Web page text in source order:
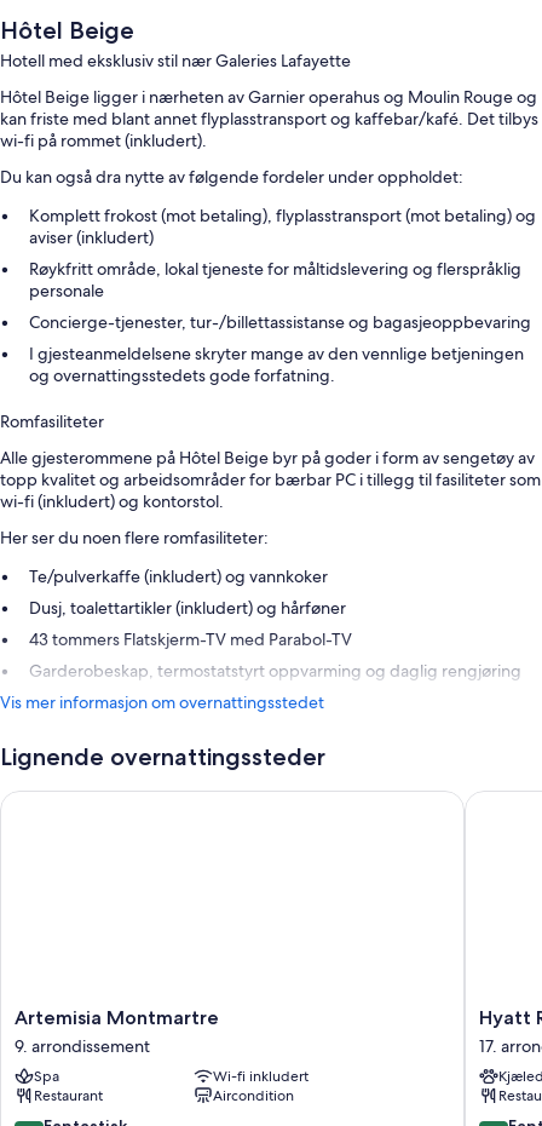
Hôtel Beige
Hotell med eksklusiv stil nær Galeries Lafayette
Hôtel Beige ligger i nærheten av Garnier operahus og Moulin Rouge og
kan friste med blant annet flyplasstransport og kaffebar/kafé. Det tilbys
wi-fi på rommet (inkludert).
Du kan også dra nytte av følgende fordeler under oppholdet:
Komplett frokost (mot betaling), flyplasstransport (mot betaling) og
aviser (inkludert)
Røykfritt område, lokal tjeneste for måltidslevering og flerspråklig
personale
Concierge-tjenester, tur-/billettassistanse og bagasjeoppbevaring
I gjesteanmeldelsene skryter mange av den vennlige betjeningen
og overnattingsstedets gode forfatning.
Romfasiliteter
Alle gjesterommene på Hôtel Beige byr på goder i form av sengetøy av
topp kvalitet og arbeidsområder for bærbar PC i tillegg til fasiliteter som
wi-fi (inkludert) og kontorstol.
Her ser du noen flere romfasiliteter:
Te/pulverkaffe (inkludert) og vannkoker
Dusj, toalettartikler (inkludert) og hårføner
43 tommers Flatskjerm-TV med Parabol-TV
Garderobeskap, termostatstyrt oppvarming og daglig rengjøring
Vis mer informasjon om overnattingsstedet
Lignende overnattingssteder
Artemisia
Montmartre
9.
arrondissement
Artemisia Montmartre
9. arrondissement
Spa
Wi-fi inkludert
Restaurant
Aircondition
Artemisia Montmartre
Hyatt
Paris
Etoile
17.
Hyatt
17.
Hyatt